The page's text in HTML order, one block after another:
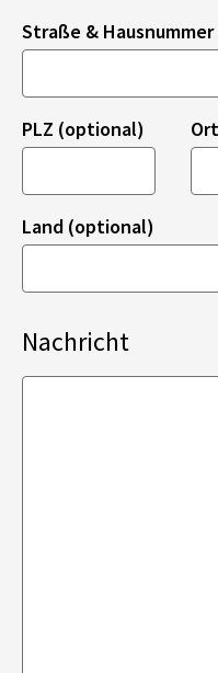
Straße &
PLZ (optional)
Land (optional)
Nachricht